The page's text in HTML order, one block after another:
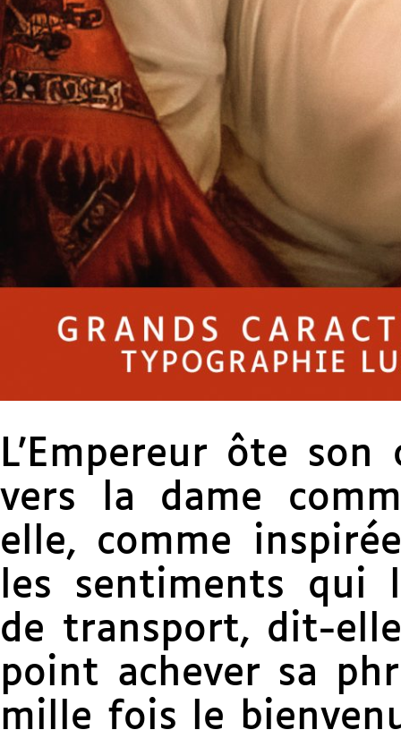
L’Empereur ôte
vers la dame
elle, comme
les sentiments qui
de transport, dit-
point achever sa
mille fois le